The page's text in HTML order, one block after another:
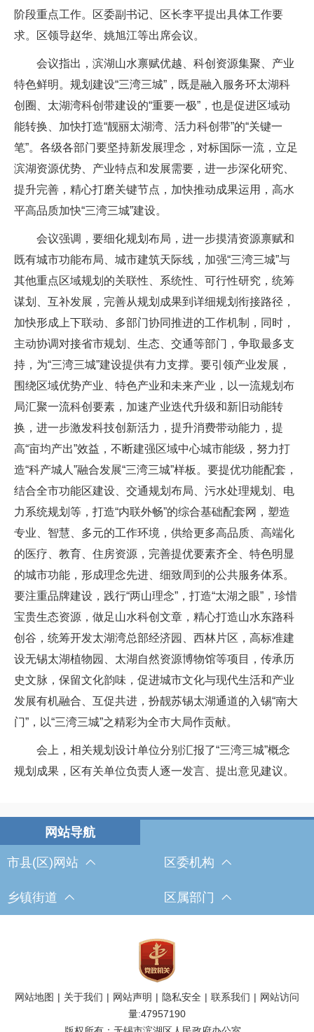
阶段重点工作。区委副书记、区长李平提出具体工作要
求。区领导赵华、姚旭江等出席会议。
会议指出，滨湖山水禀赋优越、科创资源集聚、产业
特色鲜明。规划建设“三湾三城”，既是融入服务环太湖科
创圈、太湖湾科创带建设的“重要一极”，也是促进区域动
能转换、加快打造“靓丽太湖湾、活力科创带”的“关键一
笔”。各级各部门要坚持新发展理念，对标国际一流，立足
滨湖资源优势、产业特点和发展需要，进一步深化研究、
提升完善，精心打磨关键节点，加快推动成果运用，高水
平高品质加快“三湾三城”建设。
会议强调，要细化规划布局，进一步摸清资源禀赋和
既有城市功能布局、城市建筑天际线，加强“三湾三城”与
其他重点区域规划的关联性、系统性、可行性研究，统筹
谋划、互补发展，完善从规划成果到详细规划衔接路径，
加快形成上下联动、多部门协同推进的工作机制，同时，
主动协调对接省市规划、生态、交通等部门，争取最多支
持，为“三湾三城”建设提供有力支撑。要引领产业发展，
围绕区域优势产业、特色产业和未来产业，以一流规划布
局汇聚一流科创要素，加速产业迭代升级和新旧动能转
换，进一步激发科技创新活力，提升消费带动能力，提
高“亩均产出”效益，不断建强区域中心城市能级，努力打
造“科产城人”融合发展“三湾三城”样板。要提优功能配套，
结合全市功能区建设、交通规划布局、污水处理规划、电
力系统规划等，打造“内联外畅”的综合基础配套网，塑造
专业、智慧、多元的工作环境，供给更多高品质、高端化
的医疗、教育、住房资源，完善提优要素齐全、特色明显
的城市功能，形成理念先进、细致周到的公共服务体系。
要注重品牌建设，践行“两山理念”，打造“太湖之眼”，珍惜
宝贵生态资源，做足山水科创文章，精心打造山水东路科
创谷，统筹开发太湖湾总部经济园、西林片区，高标准建
设无锡太湖植物园、太湖自然资源博物馆等项目，传承历
史文脉，保留文化韵味，促进城市文化与现代生活和产业
发展有机融合、互促共进，扮靓苏锡太湖通道的入锡“南大
门”，以“三湾三城”之精彩为全市大局作贡献。
会上，相关规划设计单位分别汇报了“三湾三城”概念
规划成果，区有关单位负责人逐一发言、提出意见建议。
市县(区)网站 区委机构
乡镇街道 区属部门
网站地图 | 关于我们 | 网站声明 | 隐私安全 | 联系我们 | 网站访问
量:47957190